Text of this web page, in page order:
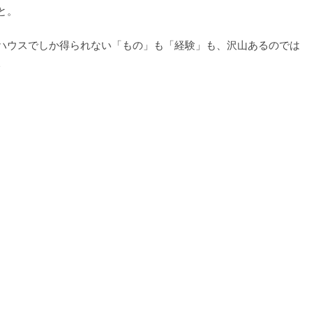
ウスでしか得られない「もの」も「経験」も、沢山あるのでは